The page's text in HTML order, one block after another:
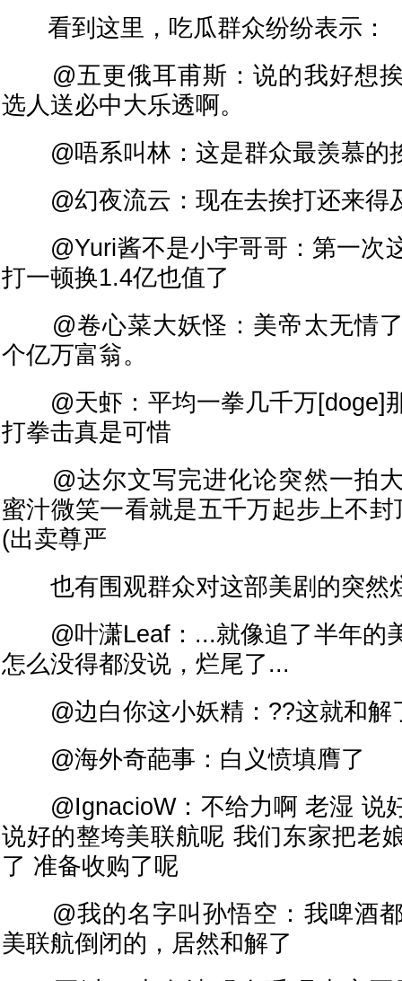
看到这里，吃瓜群众纷纷表示：
@五更俄耳甫斯：说的我好想挨
选人送必中大乐透啊。
@唔系叫林：这是群众最羡慕的
@幻夜流云：现在去挨打还来得
@Yuri酱不是小宇哥哥：第一次
打一顿换1.4亿也值了
@卷心菜大妖怪：美帝太无情了
个亿万富翁。
@天虾：平均一拳几千万[doge]
打拳击真是可惜
@达尔文写完进化论突然一拍大
蜜汁微笑一看就是五千万起步上不
(出卖尊严
也有围观群众对这部美剧的突然
@叶潇Leaf：...就像追了半年的
怎么没得都没说，烂尾了...
@边白你这小妖精：??这就和解
@海外奇葩事：白义愤填膺了
@IgnacioW：不给力啊 老湿 说
说好的整垮美联航呢 我们东家把老
了 准备收购了呢
@我的名字叫孙悟空：我啤酒都
美联航倒闭的，居然和解了